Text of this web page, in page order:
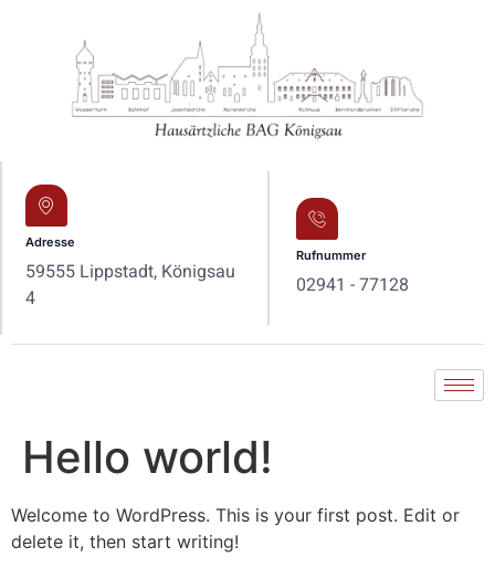
Adresse
59555 Lippstadt, Königsau
4
Rufnummer
02941 - 77128
Hello world!
Welcome to WordPress. This is your first post. Edit or
delete it, then start writing!